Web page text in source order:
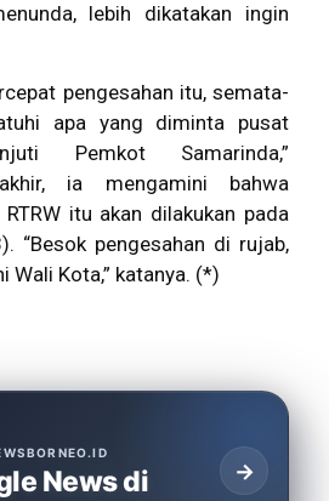
lebih dikatakan ingin
pengesahan itu, semata-
apa yang diminta pusat
Pemkot Samarinda,”
ia mengamini bahwa
itu akan dilakukan pada
“Besok pengesahan di rujab,
Wali Kota,” katanya. (*)
News di →